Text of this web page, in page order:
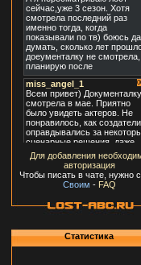
Для добавления
авторизация
Чтобы писать в чате, нужно
Своим - FAQ
Статистика